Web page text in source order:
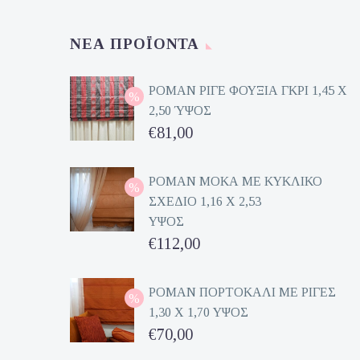
ΝΈΑ ΠΡΟΪΌΝΤΑ
ΡΟΜΑΝ ΡΙΓΕ ΦΟΥΞΙΑ ΓΚΡΙ 1,45 Χ
2,50 ΎΨΟΣ
Original
was:
€162,00.
€81,00
τρέχουσα
τιμή
είναι:
€81,00.
ΡΟΜΑΝ ΜΟΚΑ ΜΕ ΚΥΚΛΙΚΟ
ΣΧΕΔΙΟ 1,16 Χ 2,53
ΥΨΟΣ
Original
was:
€224,00.
€112,00
τρέχουσα
τιμή
είναι:
ΡΟΜΑΝ ΠΟΡΤΟΚΑΛΙ ΜΕ ΡΙΓΕΣ
1,30 Χ 1,70 ΥΨΟΣ
Original
€70,00